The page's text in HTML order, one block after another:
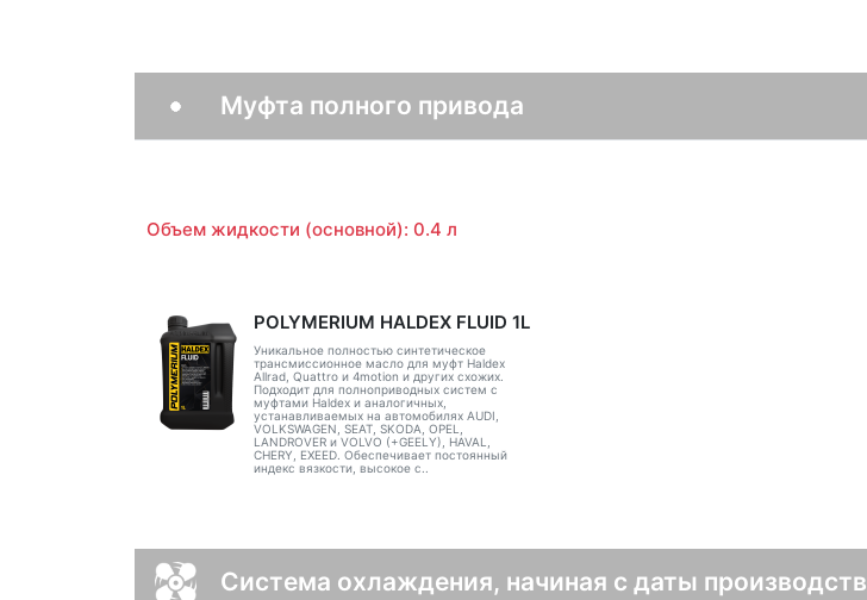
Муфта полного привода
Объем жидкости (основной): 0.4 л
POLYMERIUM HALDEX FLUID 1L
Уникальное полностью синтетическое
трансмиссионное масло для муфт Haldex
Allrad, Quattro и 4motion и других схожих.
Подходит для полноприводных систем с
муфтами Haldex и аналогичных,
устанавливаемых на автомобилях AUDI,
VOLKSWAGEN, SEAT, SKODA, OPEL,
LANDROVER и VOLVO (+GEELY), HAVAL,
CHERY, EXEED. Обеспечивает постоянный
индекс вязкости, высокое с..
Система охлаждения, начиная с даты